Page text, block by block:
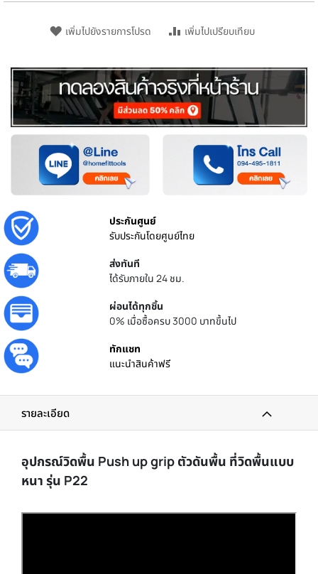
เพิ่มไปยังรายการโปรด เพิ่มไปเปรียบเทียบ
ประกันศูนย์
รับประกันโดยศูนย์ไทย
ส่งทันที
ได้รับภายใน 24 ชม.
ผ่อนได้ทุกชิ้น
0% เมื่อซื้อครบ 3000 บาทขึ้นไป
ทักแชท
แนะนำสินค้าฟรี
รายละเอียด
อุปกรณ์วิดพื้น Push up grip ตัวดันพื้น ที่วิดพื้นแบบ
หนา รุ่น P22